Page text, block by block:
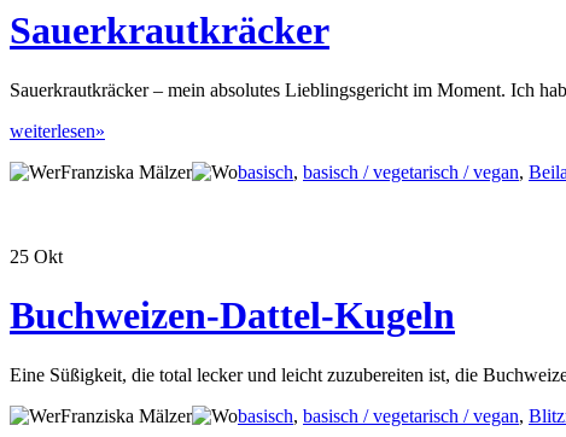
Sauerkrautkräcker
Sauerkrautkräcker – mein absolutes Lieblingsgericht im Moment. Ich
weiterlesen»
Franziska Mälzer
basisch, basisch / vegetarisch / vegan,
25 Okt
Buchweizen-Dattel-Kugeln
Eine Süßigkeit, die total lecker und leicht zuzubereiten ist, die
Franziska Mälzer
basisch, basisch / vegetarisch / vegan,